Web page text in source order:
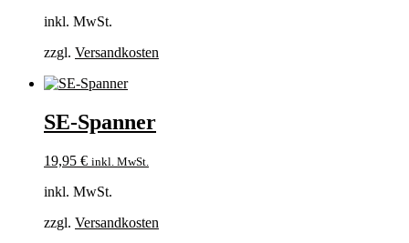
inkl. MwSt.
zzgl. Versandkosten
SE-Spanner
19,95 € inkl. MwSt.
inkl. MwSt.
zzgl. Versandkosten